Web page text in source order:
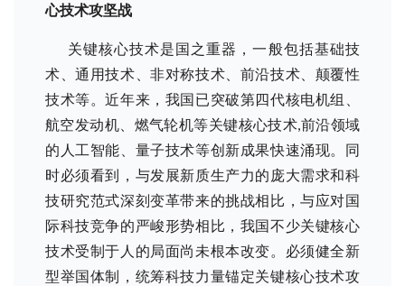
心技术攻坚战
关键核心技术是国之重器，一般包括基础技
术、通用技术、非对称技术、前沿技术、颠覆性
技术等。近年来，我国已突破第四代核电机组、
航空发动机、燃气轮机等关键核心技术,前沿领域
的人工智能、量子技术等创新成果快速涌现。同
时必须看到，与发展新质生产力的庞大需求和科
技研究范式深刻变革带来的挑战相比，与应对国
际科技竞争的严峻形势相比，我国不少关键核心
技术受制于人的局面尚未根本改变。必须健全新
型举国体制，统筹科技力量锚定关键核心技术攻